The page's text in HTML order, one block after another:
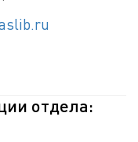
отдела: